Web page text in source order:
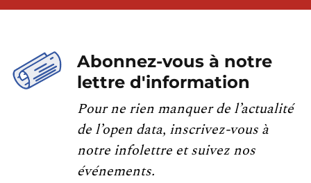
Abonnez-vous à notre
lettre d'information
Pour ne rien manquer de l’actualité
de l’open data, inscrivez-vous à
notre infolettre et suivez nos
événements.